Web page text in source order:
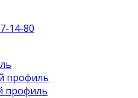
14-80
профиль
профиль